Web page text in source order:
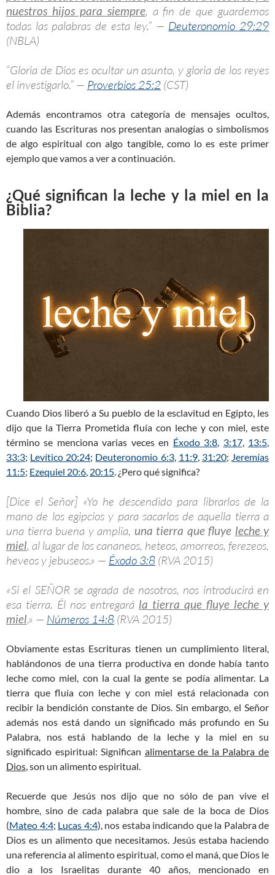
nuestros hijos para siempre, a fin de que guardemos
todas las palabras de esta ley.” — Deuteronomio 29:29
(NBLA)
“Gloria de Dios es ocultar un asunto, y gloria de los reyes
el investigarlo.” — Proverbios 25:2 (CST)
Además encontramos otra categoría de mensajes ocultos,
cuando las Escrituras nos presentan analogías o simbolismos
de algo espiritual con algo tangible, como lo es este primer
ejemplo que vamos a ver a continuación.
¿Qué significan la leche y la miel en la
Biblia?
Cuando Dios liberó a Su pueblo de la esclavitud en Egipto, les
dijo que la Tierra Prometida fluía con leche y con miel, este
término se menciona varias veces en Éxodo 3:8, 3:17, 13:5,
33:3; Levítico 20:24; Deuteronomio 6:3, 11:9, 31:20; Jeremías
11:5; Ezequiel 20:6, 20:15. ¿Pero qué significa?
[Dice el Señor] «Yo he descendido para librarlos de la
mano de los egipcios y para sacarlos de aquella tierra a
una tierra buena y amplia, una tierra que fluye leche y
miel, al lugar de los cananeos, heteos, amorreos, ferezeos,
heveos y jebuseos.» — Éxodo 3:8 (RVA 2015)
«Si el SEÑOR se agrada de nosotros, nos introducirá en
esa tierra. Él nos entregará la tierra que fluye leche y
miel.» — Números 14:8 (RVA 2015)
Obviamente estas Escrituras tienen un cumplimiento literal,
hablándonos de una tierra productiva en donde había tanto
leche como miel, con la cual la gente se podía alimentar. La
tierra que fluía con leche y con miel está relacionada con
recibir la bendición constante de Dios. Sin embargo, el Señor
además nos está dando un significado más profundo en Su
Palabra, nos está hablando de la leche y la miel en su
significado espiritual: Significan alimentarse de la Palabra de
Dios, son un alimento espiritual.
Recuerde que Jesús nos dijo que no sólo de pan vive el
hombre, sino de cada palabra que sale de la boca de Dios
(Mateo 4:4; Lucas 4:4), nos estaba indicando que la Palabra de
Dios es un alimento que necesitamos. Jesús estaba haciendo
una referencia al alimento espiritual, como el maná, que Dios le
dio a los Israelitas durante 40 años, mencionado en